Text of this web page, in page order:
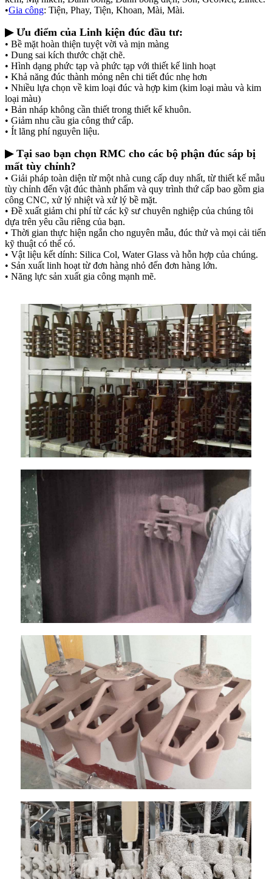
•Gia công: Tiện, Phay, Tiện, Khoan, Mài, Mài.
▶ Ưu điểm của Linh kiện đúc đầu tư:
• Bề mặt hoàn thiện tuyệt vời và mịn màng
• Dung sai kích thước chặt chẽ.
• Hình dạng phức tạp và phức tạp với thiết kế linh hoạt
• Khả năng đúc thành mỏng nên chi tiết đúc nhẹ hơn
• Nhiều lựa chọn về kim loại đúc và hợp kim (kim loại màu và kim
loại màu)
• Bản nháp không cần thiết trong thiết kế khuôn.
• Giảm nhu cầu gia công thứ cấp.
• Ít lãng phí nguyên liệu.
▶ Tại sao bạn chọn RMC cho các bộ phận đúc sáp bị
mất tùy chỉnh?
• Giải pháp toàn diện từ một nhà cung cấp duy nhất, từ thiết kế mẫu
tùy chỉnh đến vật đúc thành phẩm và quy trình thứ cấp bao gồm gia
công CNC, xử lý nhiệt và xử lý bề mặt.
• Đề xuất giảm chi phí từ các kỹ sư chuyên nghiệp của chúng tôi
dựa trên yêu cầu riêng của bạn.
• Thời gian thực hiện ngắn cho nguyên mẫu, đúc thử và mọi cải tiến
kỹ thuật có thể có.
• Vật liệu kết dính: Silica Col, Water Glass và hỗn hợp của chúng.
• Sản xuất linh hoạt từ đơn hàng nhỏ đến đơn hàng lớn.
• Năng lực sản xuất gia công mạnh mẽ.